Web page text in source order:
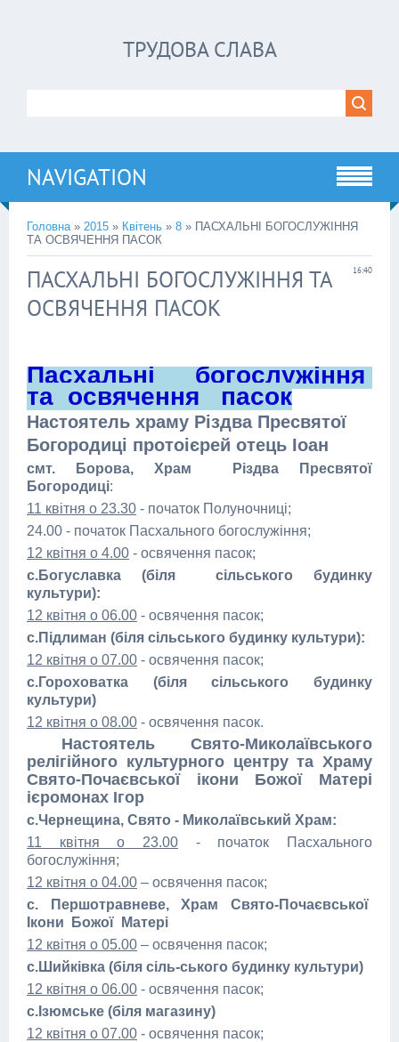
ТРУДОВА СЛАВА
NAVIGATION
Головна» 2015 » Квітень » 8 » ПАСХАЛЬНІ БОГОСЛУЖІННЯ
ТА ОСВЯЧЕННЯ ПАСОК
16:40
ПАСХАЛЬНІ БОГОСЛУЖІННЯ ТА
ОСВЯЧЕННЯ ПАСОК
Пасхальні богослужіння
та освячення пасок
Настоятель храму Різдва Пресвятої
Богородиці протоієрей отець Іоан
смт. Борова, Храм Різдва Пресвятої
Богородиці:
11 квітня о 23.30 - початок Полуночниці;
24.00 - початок Пасхального богослужіння;
12 квітня о 4.00 - освячення пасок;
с.Богуславка (біля сільського будинку
культури):
12 квітня о 06.00 - освячення пасок;
с.Підлиман (біля сільського будинку культури):
12 квітня о 07.00 - освячення пасок;
с.Гороховатка (біля сільського будинку
культури)
12 квітня о 08.00 - освячення пасок.
Настоятель Свято-Миколаївського
релігійного культурного центру та Храму
Свято-Почаєвської ікони Божої Матері
ієромонах Ігор
с.Чернещина, Свято - Миколаївський Храм:
11 квітня о 23.00 - початок Пасхального
богослужіння;
12 квітня о 04.00 – освячення пасок;
с. Першотравневе, Храм Свято-Почаєвської
Ікони Божої Матері
12 квітня о 05.00 – освячення пасок;
с.Шийківка (біля сіль-ського будинку культури)
12 квітня о 06.00 - освячення пасок;
с.Ізюмське (біля магазину)
12 квітня о 07.00 - освячення пасок;